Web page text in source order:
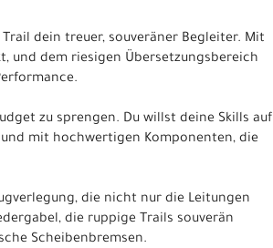
dein treuer, souveräner Begleiter. Mit
und dem riesigen Übersetzungsbereich
zu sprengen. Du willst deine Skills auf
mit hochwertigen Komponenten, die
die nicht nur die Leitungen
die ruppige Trails souverän
Scheibenbremsen.